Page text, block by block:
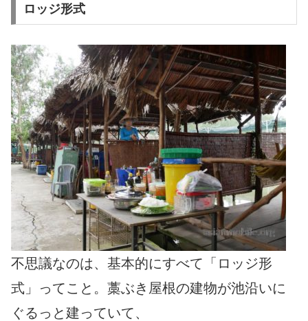
ロッジ形式
不思議なのは、基本的にすべて「ロッジ形
式」ってこと。藁ぶき屋根の建物が池沿いに
ぐるっと建っていて、